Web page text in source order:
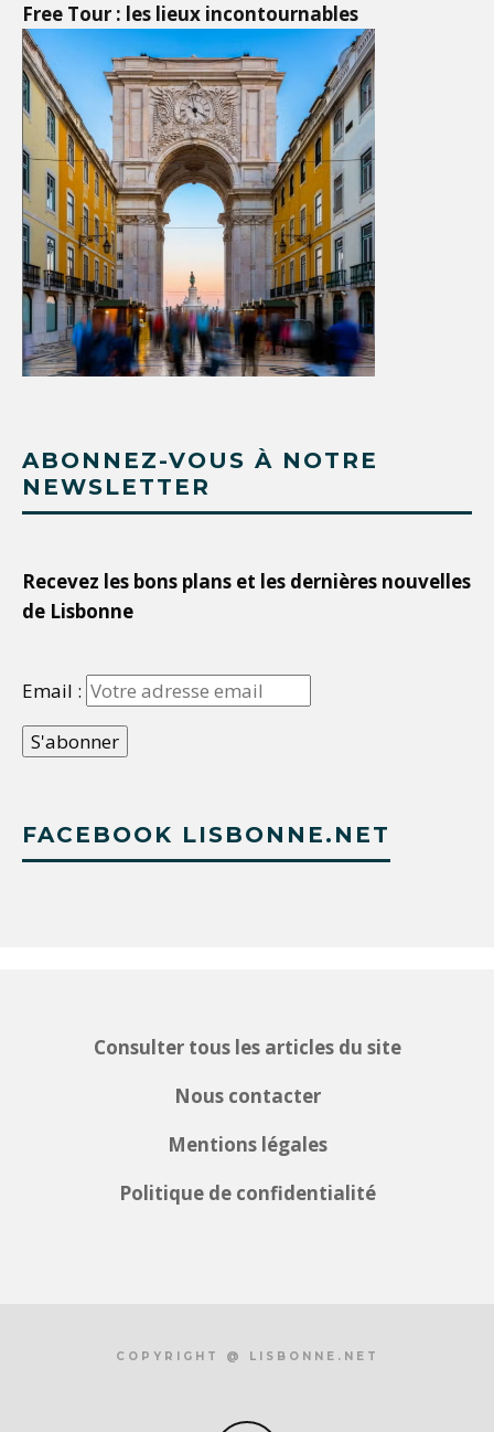
Free Tour : les lieux incontournables
ABONNEZ-VOUS À NOTRE
NEWSLETTER
Recevez les bons plans et les dernières nouvelles
de Lisbonne
Email :
FACEBOOK LISBONNE.NET
Consulter tous les articles du site
Nous contacter
Mentions légales
Politique de confidentialité
COPYRIGHT @ LISBONNE.NET